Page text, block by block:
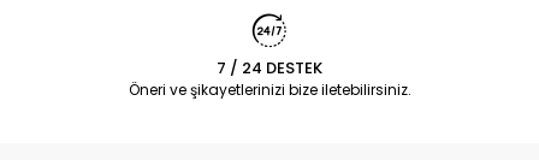
7 / 24 DESTEK
Öneri ve şikayetlerinizi bize iletebilirsiniz.